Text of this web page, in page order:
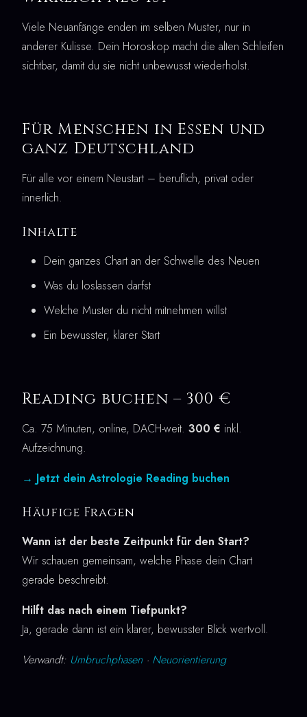
Viele Neuanfänge enden im selben Muster, nur in
anderer Kulisse. Dein Horoskop macht die alten Schleifen
sichtbar, damit du sie nicht unbewusst wiederholst.
Für Menschen in Essen und
ganz Deutschland
Für alle vor einem Neustart – beruflich, privat oder
innerlich.
Inhalte
Dein ganzes Chart an der Schwelle des Neuen
Was du loslassen darfst
Welche Muster du nicht mitnehmen willst
Ein bewusster, klarer Start
Reading buchen – 300 €
Ca. 75 Minuten, online, DACH-weit. 300 € inkl.
Aufzeichnung.
→ Jetzt dein Astrologie Reading buchen
Häufige Fragen
Wann ist der beste Zeitpunkt für den Start?
Wir schauen gemeinsam, welche Phase dein Chart
gerade beschreibt.
Hilft das nach einem Tiefpunkt?
Ja, gerade dann ist ein klarer, bewusster Blick wertvoll.
Verwandt: Umbruchphasen · Neuorientierung